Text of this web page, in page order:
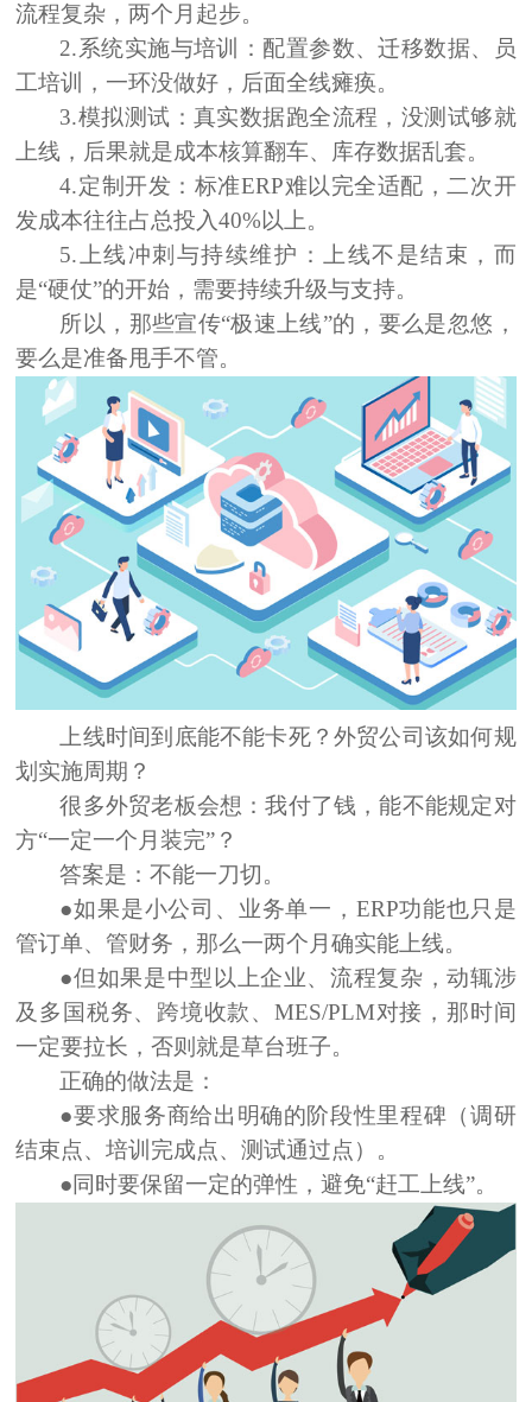
流程复杂，两个月起步。
2.系统实施与培训： 配置参数、迁移数据、员
工培训，一环没做好，后面全线瘫痪。
3.模拟测试：真实数据跑全流程，没测试够就
上线，后果就是成本核算翻车、库存数据乱套。
4.定制开发： 标准ERP难以完全适配，二次开
发成本往往占总投入40%以上。
5.上线冲刺与持续维护：上线不是结束，而
是“硬仗”的开始，需要持续升级与支持。
所以，那些宣传“极速上线”的，要么是忽悠 ，
要么是准备甩手不管。
上线时间到底能不能卡死？外贸公司该如何规
划实施周期？
很多外贸老板会想：我付了钱，能不能规定对
方“一定一个月装完” ？
答案是：不能一刀切。
●如果是小公司、业务单一， ERP功能也只是
管订单、管财务，那么一两个月确实能上线。
●但如果是中型以上企业、流程复杂 ，动辄涉
及多国税务、跨境收款、MES/PLM对接，那时间
一定要拉长，否则就是草台班子。
正确的做法是：
●要求服务商给出明确的阶段性里程碑 （调研
结束点、培训完成点、测试通过点）。
●同时要保留一定的弹性，避免“赶工上线”。